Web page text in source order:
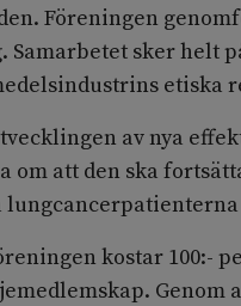
Föreningen
Samarbetet sker helt
etiska
av nya
om att den ska
kostar 100:-
Genom